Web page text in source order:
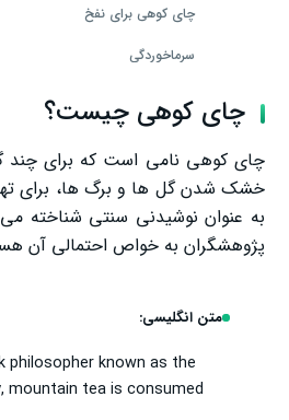
چای کوهی برای نفخ
سرماخوردگی
تقویت سیستم ایمنی
کاهش التهاب
خواص چای کوهی در بارداری
بهترین روش دم کردن چای کوهی
عوارض احتمالی مصرف زیاد چای
چه کسانی باید در مصرف چای
چای کوهی چیست؟
چای کوهی نامی است که برای چند
خشک شدن گل‌ ها و برگ‌ ها، برای
به عنوان نوشیدنی سنتی شناخته می‌
پژوهشگران به خواص احتمالی آن
متن انگلیسی:
philosopher known as the
mountain tea is consumed